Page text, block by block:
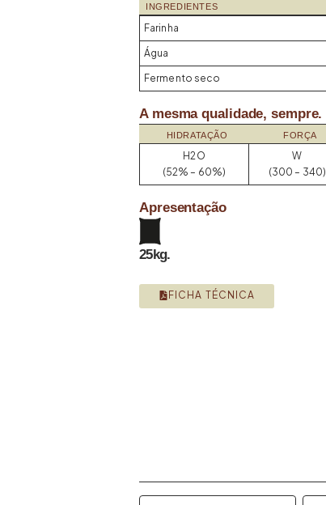
INGREDIENTES
Farinha
Água
Fermento seco
A mesma qualidade, sempre.
HIDRATAÇÃO FORÇA
H2O
(52% – 60%)
W
(300 – 340)
Apresentação
25kg.
FICHA TÉCNICA